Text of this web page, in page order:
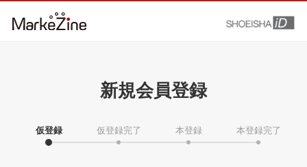
新規会員登録
仮登録 仮登録完了 本登録 本登録完了